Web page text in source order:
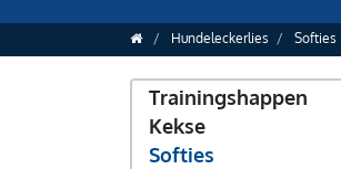
Hundeleckerlies Softies
Trainingshappen
Kekse
Softies